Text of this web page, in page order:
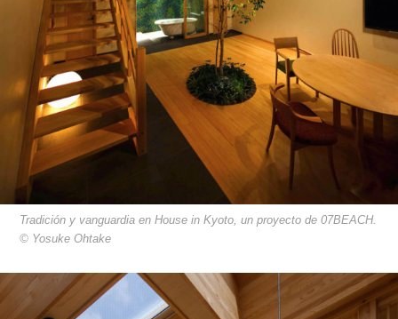
Tradición y vanguardia en House in Kyoto, un proyecto de 07BEACH.
© Yosuke Ohtake